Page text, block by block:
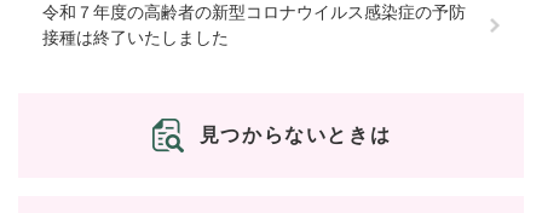
令和７年度の高齢者の新型コロナウイルス感染症の予防
接種は終了いたしました
見つからないときは